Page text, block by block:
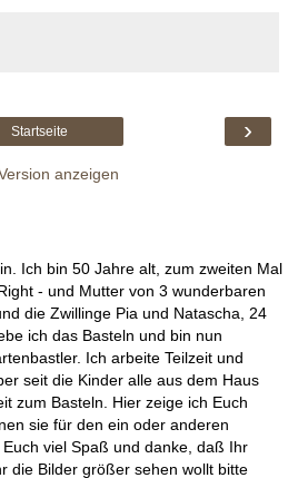
›
Startseite
anzeigen
Ich bin 50 Jahre alt, zum zweiten Mal
- und Mutter von 3 wunderbaren
die Zwillinge Pia und Natascha, 24
ich das Basteln und bin nun
Ich arbeite Teilzeit und
seit die Kinder alle aus dem Haus
zum Basteln. Hier zeige ich Euch
sie für den ein oder anderen
viel Spaß und danke, daß Ihr
die Bilder größer sehen wollt bitte